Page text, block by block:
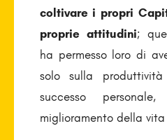
coltivare i propri
proprie attitudini;
ha permesso loro di
solo sulla
successo
miglioramento della